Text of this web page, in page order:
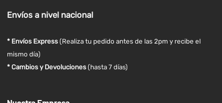
Envíosa nivel nacional
* Envíos Express(Realiza tu pedido antes de las 2pm y recibe el
mismo día)
* Cambios y Devoluciones (hasta 7 días)